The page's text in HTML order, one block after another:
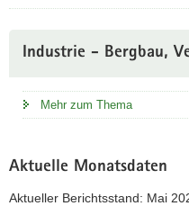
Industrie - Bergbau,
Mehr zum Thema
Aktuelle Monatsdaten
Aktueller Berichtsstand: Mai